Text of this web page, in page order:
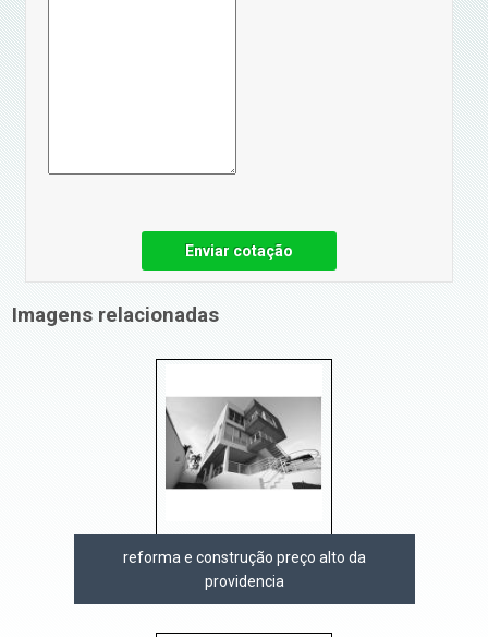
Enviar cotação
Imagens relacionadas
reforma e construção preço alto da
providencia